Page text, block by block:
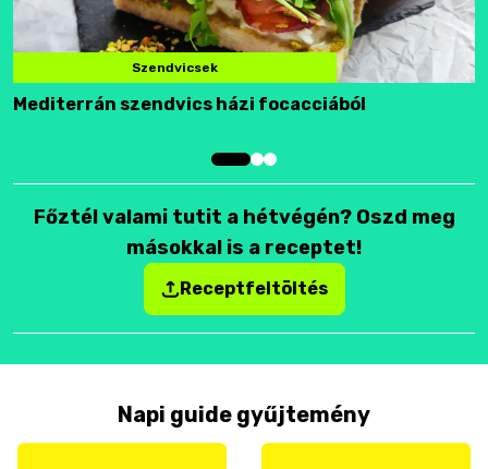
Szendvicsek
Mediterrán szendvics házi focacciából
Főztél valami tutit a hétvégén? Oszd meg
másokkal is a receptet!
Receptfeltöltés
Napi guide gyűjtemény